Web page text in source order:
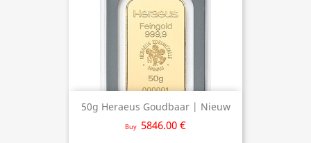
50g Heraeus Goudbaar | Nieuw
Buy 5846.00 €